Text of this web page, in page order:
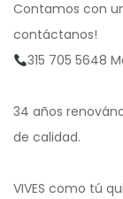
Contamos con
contáctanos!
315 705 5648
34 años
de calidad.
VIVES como tú